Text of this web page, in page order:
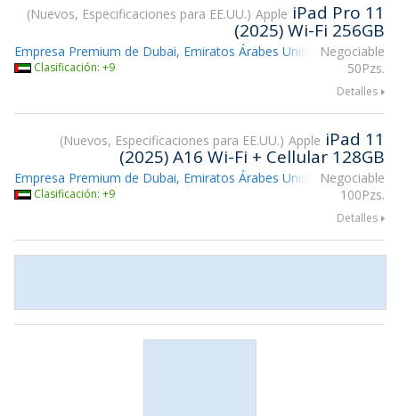
Nuevos, Especificaciones para EE.UU. Apple iPad Pro 11
(2025) Wi-Fi 256GB
Negociable
50Pzs.
Empresa Premium de Dubai, Emiratos Árabes Unidos
Clasificación: +9
Detalles
Nuevos, Especificaciones para EE.UU. Apple iPad 11
(2025) A16 Wi-Fi + Cellular 128GB
Negociable
100Pzs.
Empresa Premium de Dubai, Emiratos Árabes Unidos
Clasificación: +9
Detalles